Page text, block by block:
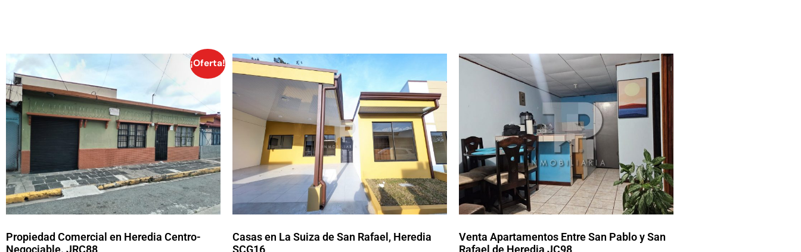
¡Oferta!
Propiedad Comercial en Heredia Centro-
Negociable. JRC88
Casas en La Suiza de San Rafael, Heredia
SCG16
Venta Apartamentos Entre San Pablo y San
Rafael de Heredia JC98